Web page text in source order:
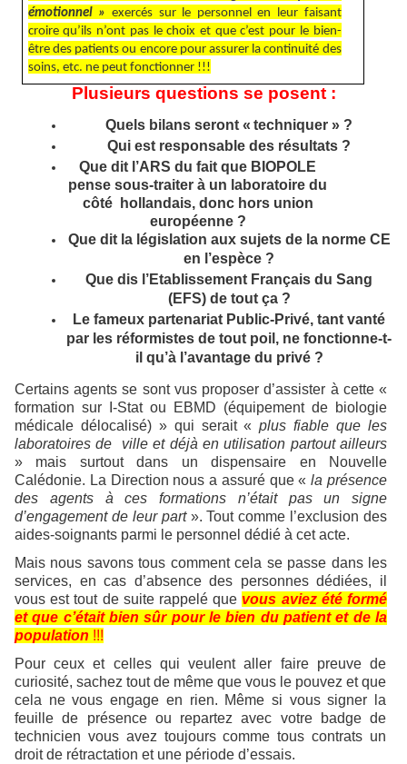
émotionnel » exercés sur le personnel en leur faisant
croire qu’ils n’ont pas le choix et que c’est pour le bien-
être des patients ou encore pour assurer la continuité des
soins, etc. ne peut fonctionner !!!
Plusieurs questions se posent :
Quels bilans seront«techniquer » ?
Qui est responsable des résultats ?
Que dit l’ARS du fait que BIOPOLE
pense sous-traiter à un laboratoire du
côté hollandais, donc hors union
européenne ?
Que dit la législation aux sujets de la norme CE
en l’espèce ?
Que dis l’Etablissement Français du Sang
(EFS) de tout ça ?
Le fameux partenariat Public-Privé, tant vanté
par les réformistes de tout poil, ne fonctionne-t-
il qu’à l’avantage du privé ?
Certains agents se sont vus proposer d’assister à cette «
formation sur I-Stat ou EBMD (équipement de biologie
médicale délocalisé) » qui serait «plus fiable que les
laboratoires de ville et déjà en utilisation partout ailleurs
» mais surtout dans un dispensaire en Nouvelle
Calédonie. La Direction nous a assuré que «la présence
des agents à ces formations n’était pas un signe
d’engagement de leur part ». Tout comme l’exclusion des
aides-soignants parmi le personnel dédié à cet acte.
Mais nous savons tous comment cela se passe dans les
services, en cas d’absence des personnes dédiées, il
vous est tout de suite rappelé que vous aviez été formé
et que c’était bien sûr pour le bien du patient et de la
population !!!
Pour ceux et celles qui veulent aller faire preuve de
curiosité, sachez tout de même que vous le pouvez et que
cela ne vous engage en rien. Même si vous signer la
feuille de présence ou repartez avec votre badge de
technicien vous avez toujours comme tous contrats un
droit de rétractation et une période d’essais.